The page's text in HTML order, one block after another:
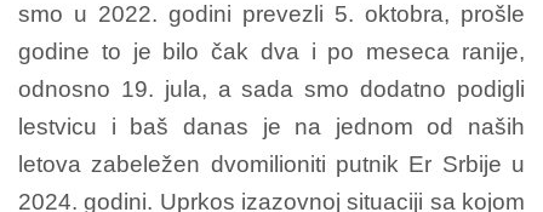
smo u 2022. godini prevezli 5. oktobra, prošle
godine to je bilo čak dva i po meseca ranije,
odnosno 19. jula, a sada smo dodatno podigli
lestvicu i baš danas je na jednom od naših
letova zabeležen dvomilioniti putnik Er Srbije u
2024. godini. Uprkos izazovnoj situaciji sa kojom